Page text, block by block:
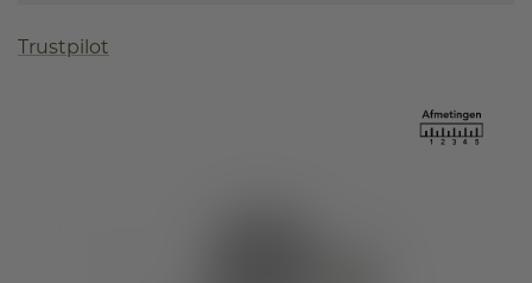
Trustpilot